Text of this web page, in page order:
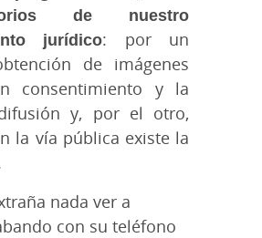
de nuestro
jurídico: por un
de imágenes
consentimiento y la
y, por el otro,
la vía pública existe la
nada ver a
con su teléfono